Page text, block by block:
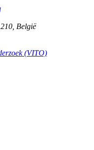
België
(VITO)